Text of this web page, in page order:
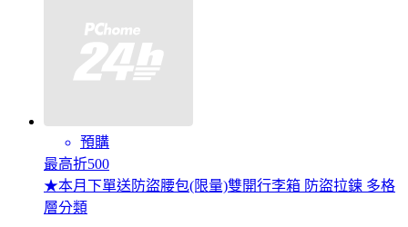
預購
最高折500
★本月下單送防盜腰包(限量)雙開行李箱 防盜拉鍊 多格
層分類